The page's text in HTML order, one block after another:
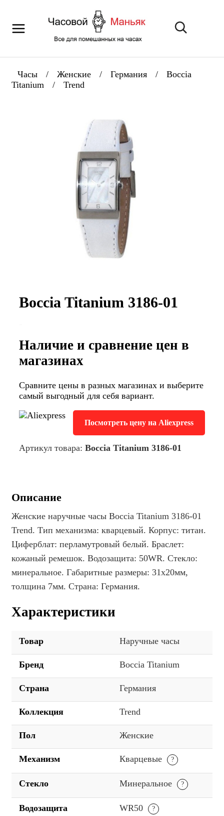
Часы / Женские / Германия /
Boccia
Titanium
/ Trend
Boccia Titanium 3186-01
Наличие и сравнение цен в
магазинах
Сравните цены в разных магазинах и выберите
самый выгодный для себя вариант.
Посмотреть цену на Aliexpress
Артикул товара: Boccia Titanium 3186-01
Описание
Женские наручные часы Boccia Titanium 3186-01
Trend. Тип механизма: кварцевый. Корпус: титан.
Циферблат: перламутровый белый. Браслет:
кожаный ремешок. Водозащита: 50WR. Стекло:
минеральное. Габаритные размеры: 31х20мм,
толщина 7мм. Страна: Германия.
Характеристики
Товар Наручные часы
Бренд Boccia Titanium
Страна Германия
Коллекция Trend
Пол Женские
Механизм Кварцевые
Стекло Минеральное
Водозащита WR50